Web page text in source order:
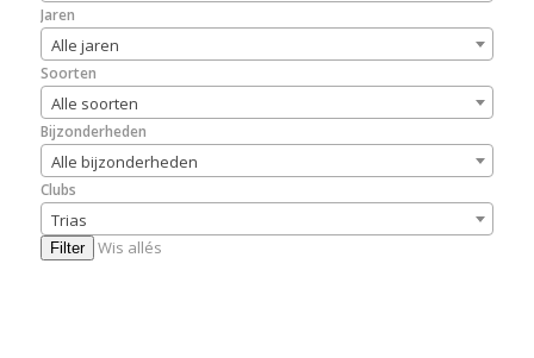
Jaren
Alle jaren
Soorten
Alle soorten
Bijzonderheden
Alle bijzonderheden
Clubs
Trias
Filter Wis allés